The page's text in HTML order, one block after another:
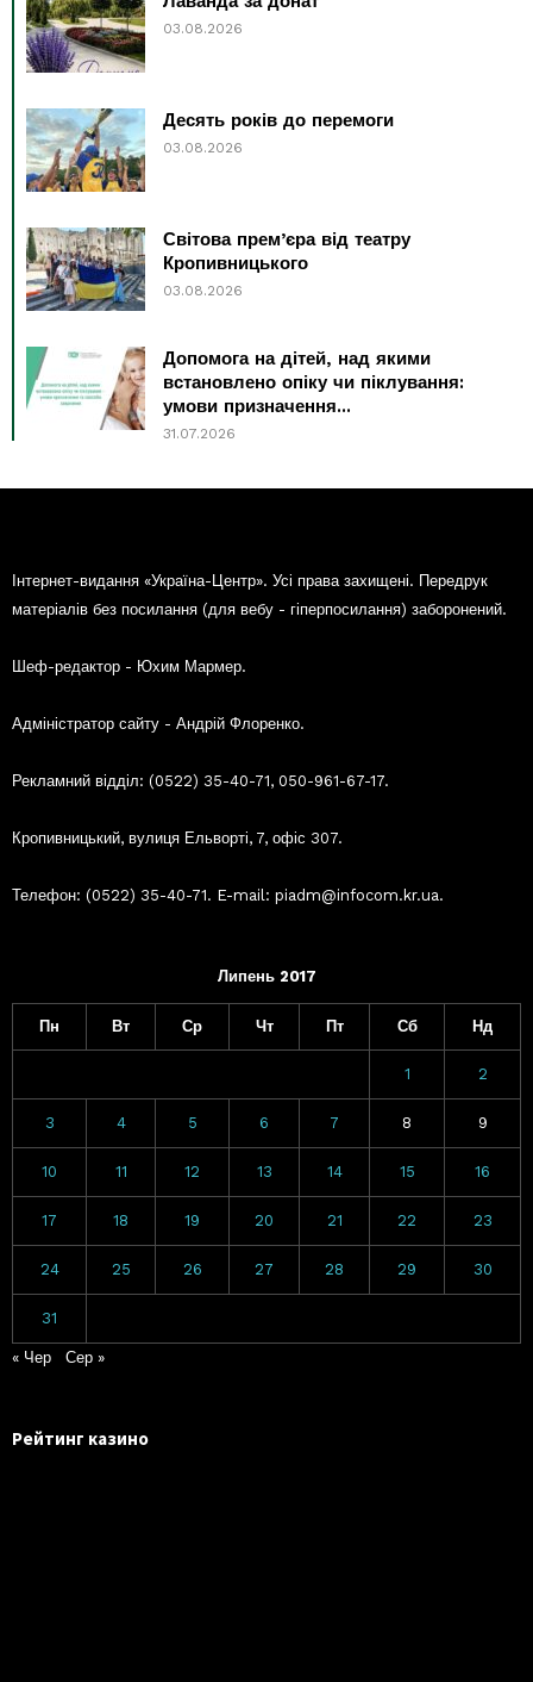
03.08.2026
Десять років до перемоги
03.08.2026
Світова прем’єра від театру
Кропивницького
03.08.2026
Допомога на дітей, над якими
встановлено опіку чи піклування:
умови призначення...
31.07.2026
Інтернет-видання «Україна-Центр». Усі права захищені. Передрук
матеріалів без посилання (для вебу - гіперпосилання) заборонений.
Шеф-редактор - Юхим Мармер.
Адміністратор сайту - Андрій Флоренко.
Рекламний відділ: (0522) 35-40-71, 050-961-67-17.
Кропивницький, вулиця Ельворті, 7, офіс 307.
Телефон: (0522) 35-40-71. E-mail: piadm@infocom.kr.ua.
Липень 2017
Пн Вт Ср Чт Пт Сб Нд
1 2
3 4 5 6 7 8 9
10 11 12 13 14 15 16
17 18 19 20 21 22 23
24 25 26 27 28 29 30
31
« Чер Сер »
Рейтинг казино